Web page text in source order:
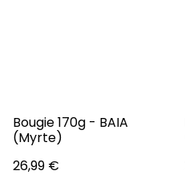
Bougie 170g - BAIA
(Myrte)
26,99 €